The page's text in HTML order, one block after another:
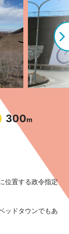
300m
位置する政令指定
ッドタウンでもあ